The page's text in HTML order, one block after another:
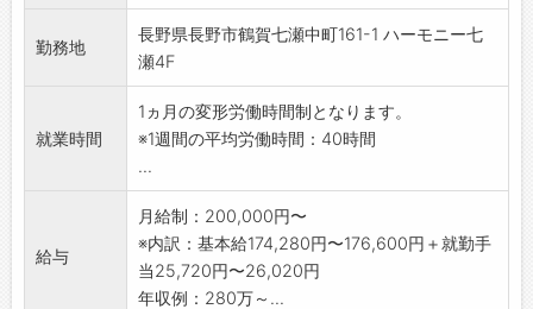
・景気に左右されにくい業界の為、安心して長
く働けます。
【やりがい】
もあります。
・お客様の安全・安心を守っている達成感を感
【研修制度・ステップアップ】
入社時研修が用意されているため、未経験の方
も安心してスタートしていただけます。
入社時の座学研修～配属先でのOJT形式の教育
勤務地
長野県長野市鶴賀七瀬中町161-1 ハーモニー七
瀬4F
就業時間
1ヵ月の変形労働時間制となります。
※1週間の平均労働時間：40時間
...
給与
月給制：200,000円〜
※内訳：基本給174,280円〜176,600円＋就勤手
当25,720円〜26,020円
年収例：280万～...